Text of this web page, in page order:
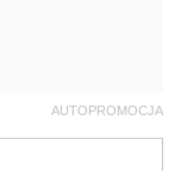
AUTOPROMOCJA